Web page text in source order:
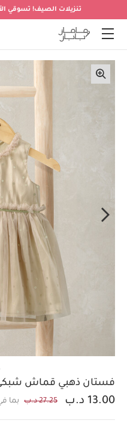
تنزيلات الصيف! تسوقي
فستان ذهبي قماش
13.00 د.ب 27.25 د.ب بما